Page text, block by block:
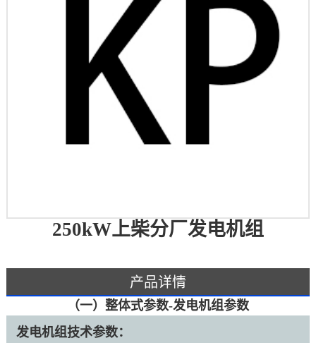
250kW上柴分厂发电机组
产品详情
（一）整体式参数-发电机组参数
发电机组技术参数：